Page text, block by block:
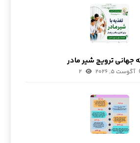
جهانی ترویج شیر مادر
آگوست ۵, ۲۰۲۶ ۲